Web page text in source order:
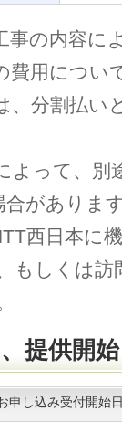
事の内容に
費用につい
、分割払い
よって、別
合がありま
西日本に
もしくは
提供開
申し込み受付開始